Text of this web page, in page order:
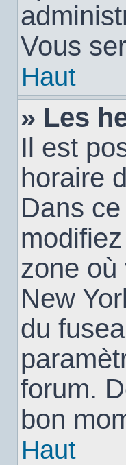
Vous
Haut
» Les
Il est
horaire
Dans
zone où
New
du
forum.
bon
Haut